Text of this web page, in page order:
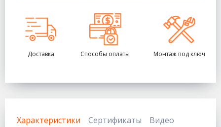
Доставка Способы оплаты Монтаж под ключ
Характеристики Сертификаты Видео